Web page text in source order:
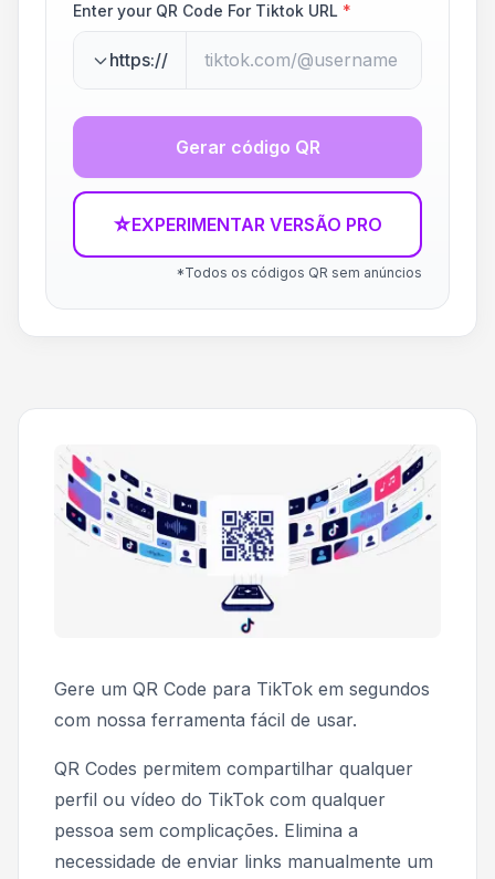
Enter your QR Code For Tiktok URL *
https://
Gerar código QR
☆EXPERIMENTAR VERSÃO PRO
*Todos os códigos QR sem anúncios
Gere um QR Code para TikTok em segundos
com nossa ferramenta fácil de usar.
QR Codes permitem compartilhar qualquer
perfil ou vídeo do TikTok com qualquer
pessoa sem complicações. Elimina a
necessidade de enviar links manualmente um